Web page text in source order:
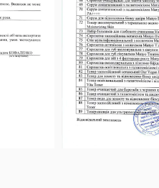
протестований і
алергію на рослинні олії,
формули (у складі є
використанням.
обрати класичну Manyo
для жирніших і
процедури (лазерну
шкіри (1–2 тижні)
— варто звернути увагу
засобу.
лінії, а після очищення
для глибокого
сироватками і
центелою, гіалуроновою
Перед першим
вухом або на внутрішній
у тебе є чутливість до
формули. Якщо помітила
припини
випадково потрапив в очі,
після агресивних